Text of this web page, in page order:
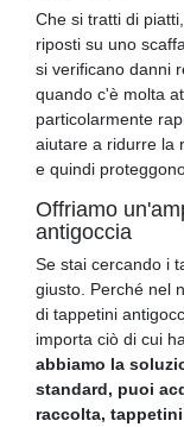
Che si tratti di
riposti su uno
si verificano danni
quando c'è molta
particolarmente
aiutare a ridurre la
e quindi
Offriamo
antigoccia
Se stai cercando i
giusto. Perché nel
di tappetini
importa ciò di cui
abbiamo la
standard, puoi
raccolta,